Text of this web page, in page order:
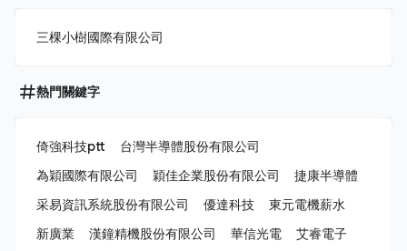
三棵小樹國際有限公司
熱門關鍵字
倚強科技ptt
台灣半導體股份有限公司
為穎國際有限公司
穎佳企業股份有限公司
捷康半導體
采易資訊系統股份有限公司
優達科技
東元電機薪水
新廣業
漢鐘精機股份有限公司 華信光電
艾睿電子